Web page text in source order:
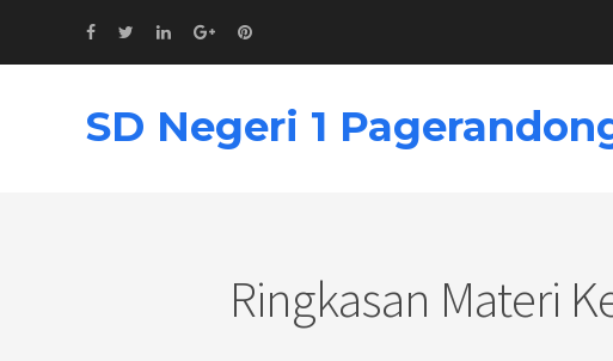
SD Negeri 1
Ringkasan Materi